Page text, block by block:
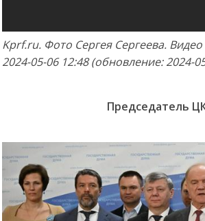
Kprf.ru. Фото Сергея Сергеева.
2024-05-06 12:48 (обновление: 2024-
Председатель